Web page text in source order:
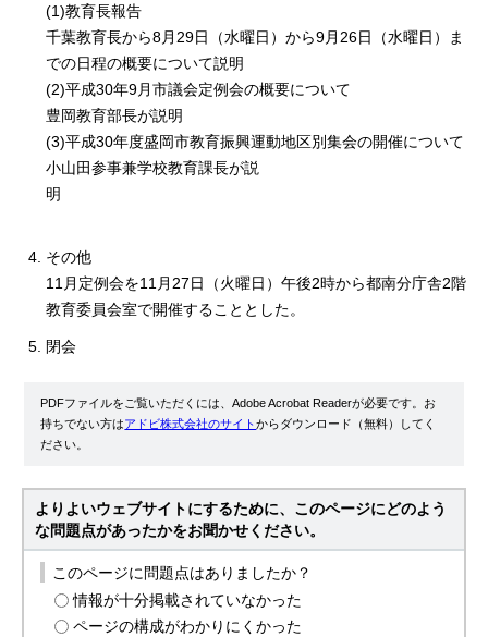
(1)教育長報告
千葉教育長から8月29日（水曜日）から9月26日（水曜日）ま
での日程の概要について説明
(2)平成30年9月市議会定例会の概要について
豊岡教育部長が説明
(3)平成30年度盛岡市教育振興運動地区別集会の開催について
小山田参事兼学校教育課長が説
明
その他
11月定例会を11月27日（火曜日）午後2時から都南分庁舎2階
教育委員会室で開催することとした。
閉会
PDFファイルをご覧いただくには、Adobe Acrobat Readerが必要です。お
持ちでない方はアドビ株式会社のサイトからダウンロード（無料）してく
ださい。
よりよいウェブサイトにするために、このページにどのよう
な問題点があったかをお聞かせください。
このページに問題点はありましたか？
情報が十分掲載されていなかった
ページの構成がわかりにくかった